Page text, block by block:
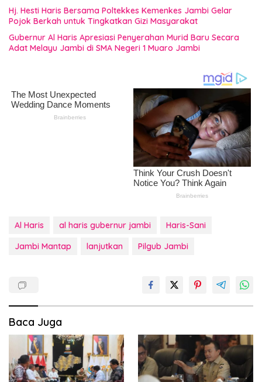
Hj. Hesti Haris Bersama Poltekkes Kemenkes Jambi Gelar
Pojok Berkah untuk Tingkatkan Gizi Masyarakat
Gubernur Al Haris Apresiasi Penyerahan Murid Baru Secara
Adat Melayu Jambi di SMA Negeri 1 Muaro Jambi
Al Haris al haris gubernur jambi
Haris-Sani
Jambi Mantap
lanjutkan Pilgub Jambi
Baca Juga